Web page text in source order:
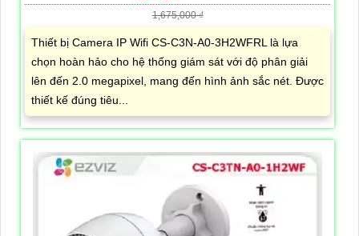
1,675,000 ₫
Thiết bị Camera IP Wifi CS-C3N-A0-3H2WFRL là lựa
chọn hoàn hảo cho hệ thống giám sát với độ phân giải
lên đến 2.0 megapixel, mang đến hình ảnh sắc nét. Được
thiết kế đúng tiêu...